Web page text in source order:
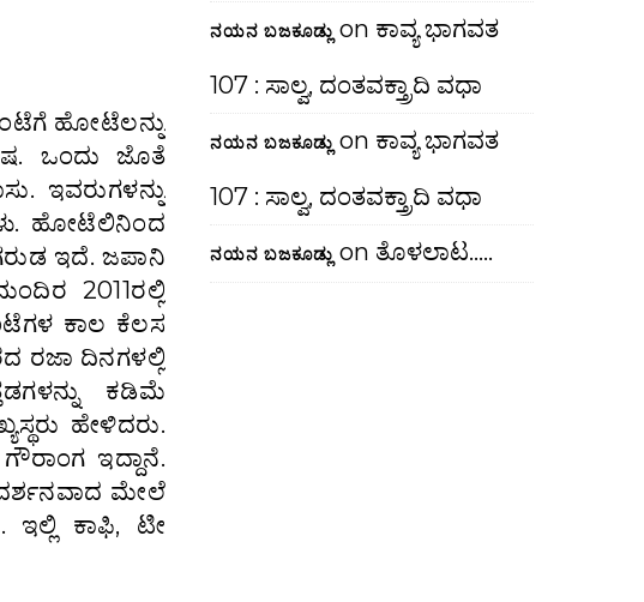
ಹೋಟೆಲನ್ನು
ಒಂದು ಜೊತೆ
ಇವರುಗಳನ್ನು
ಹೋಟೆಲಿನಿಂದ
ಇದೆ. ಜಪಾನಿ
2011ರಲ್ಲಿ
ಕಾಲ ಕೆಲಸ
ರಜಾ ದಿನಗಳಲ್ಲಿ
ಕಡಿಮೆ
ಹೇಳಿದರು.
ಗೌರಾಂಗ ಇದ್ದಾನೆ.
ದರ್ಶನವಾದ ಮೇಲೆ
ಇಲ್ಲಿ ಕಾಫಿ, ಟೀ
ನಯನ ಬಜಕೂಡ್ಲು on ಕಾವ್ಯ ಭಾಗವತ
107 : ಸಾಲ್ವ, ದಂತವಕ್ತ್ರಾದಿ ವಧಾ
ನಯನ ಬಜಕೂಡ್ಲು on ಕಾವ್ಯ ಭಾಗವತ
107 : ಸಾಲ್ವ, ದಂತವಕ್ತ್ರಾದಿ ವಧಾ
ನಯನ ಬಜಕೂಡ್ಲು on ತೊಳಲಾಟ…..